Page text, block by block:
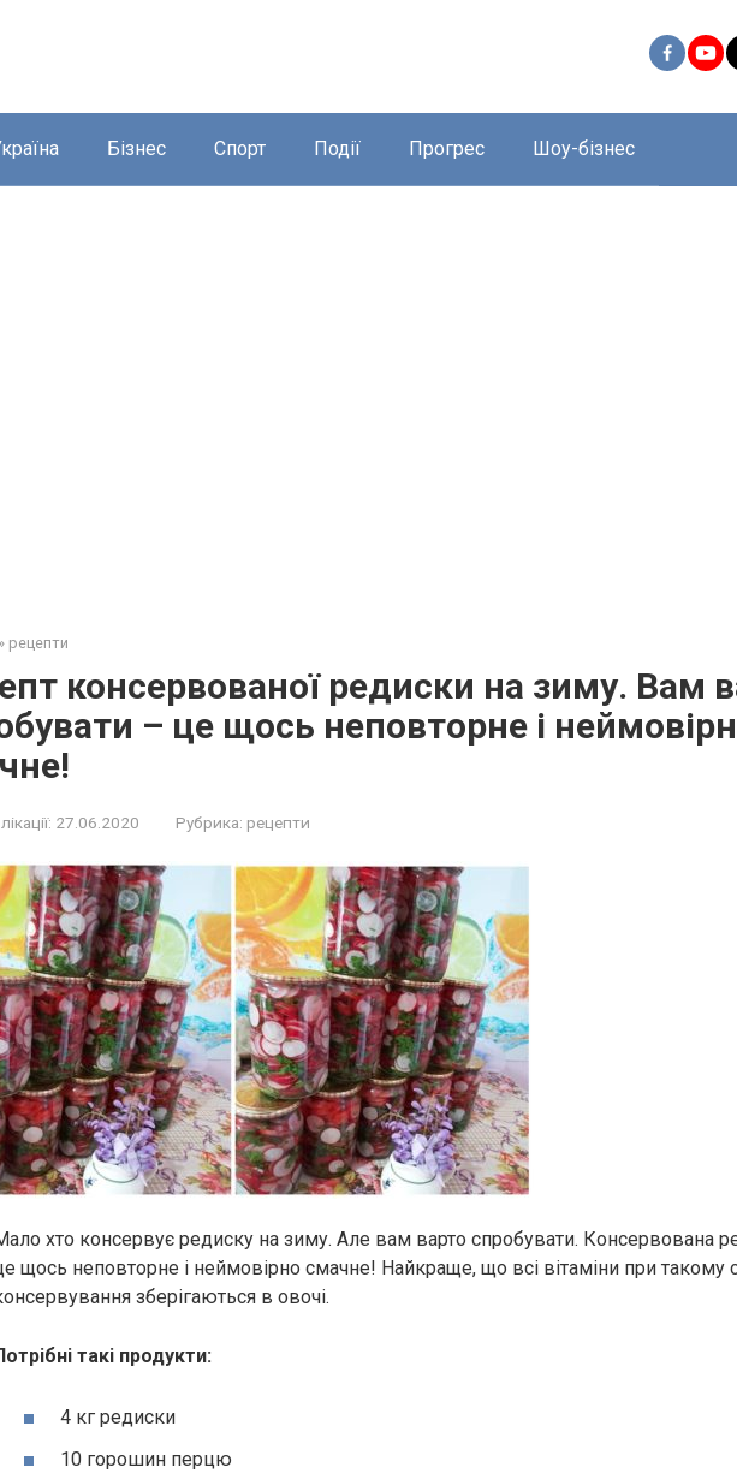
Бізнес Спорт Події Прогрес Шоу-бізнес
» рецепти
консервованої редиски на зиму. Вам
– це щось неповторне і
27.06.2020 Рубрика: рецепти
хто консервує редиску на зиму. Але вам варто спробувати. Консервована
щось неповторне і неймовірно смачне! Найкраще, що всі вітаміни при такому
зберігаються в овочі.
такі продукти:
4 кг редиски
10 горошин перцю